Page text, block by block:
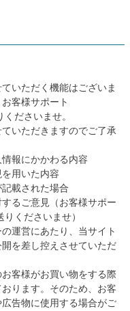
いただく機能はございま
客様サポート
ださいませ。
いただきますのでご了承
報にかかわる内容
用いた内容
載された場合
るご意見（お客様サポー
くださいませ）
運営にあたり、当サイト
を差し控えさせていただ
客様がお買い物をする際
ります。そのため、お客
告物に使用する場合がご